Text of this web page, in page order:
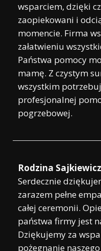
wsparciem, dzięki
zaopiekowani i
momencie. Firma
załatwieniu
Państwa pomocy
mamę. Z czystym
wszystkim
profesjonalnej
pogrzebowej.
Rodzina
Serdecznie
zarazem pełne
całej ceremonii.
państwa firmy jest
Dziękujemy za
pożegnanie